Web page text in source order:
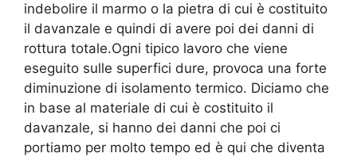
indebolire il marmo o la pietra di cui è costituito
il davanzale e quindi di avere poi dei danni di
rottura totale.Ogni tipico lavoro che viene
eseguito sulle superfici dure, provoca una forte
diminuzione di isolamento termico. Diciamo che
in base al materiale di cui è costituito il
davanzale, si hanno dei danni che poi ci
portiamo per molto tempo ed è qui che diventa